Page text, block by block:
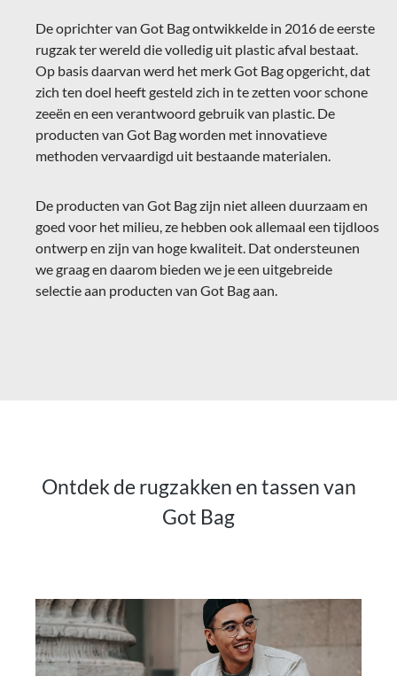
De oprichter van Got Bag ontwikkelde in 2016 de eerste
rugzak ter wereld die volledig uit plastic afval bestaat.
Op basis daarvan werd het merk Got Bag opgericht, dat
zich ten doel heeft gesteld zich in te zetten voor schone
zeeën en een verantwoord gebruik van plastic. De
producten van Got Bag worden met innovatieve
methoden vervaardigd uit bestaande materialen.
De producten van Got Bag zijn niet alleen duurzaam en
goed voor het milieu, ze hebben ook allemaal een tijdloos
ontwerp en zijn van hoge kwaliteit. Dat ondersteunen
we graag en daarom bieden we je een uitgebreide
selectie aan producten van Got Bag aan.
Ontdek de rugzakken en tassen van
Got Bag